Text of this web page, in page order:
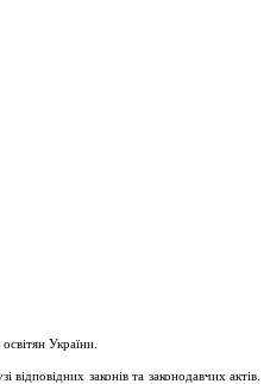
України.
законів та законодавчих актів.